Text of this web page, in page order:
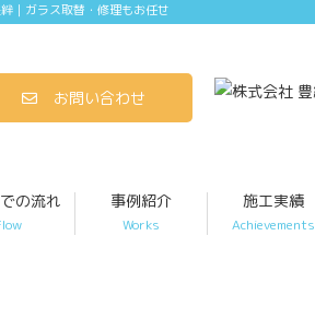
｜ガラス取替・修理もお任せ
お問い合わせ
の流れ 事例紹介
Works
施工実績
Achievements